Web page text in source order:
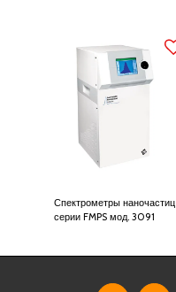
Спектрометры наночастиц
серии FMPS мод. 3091